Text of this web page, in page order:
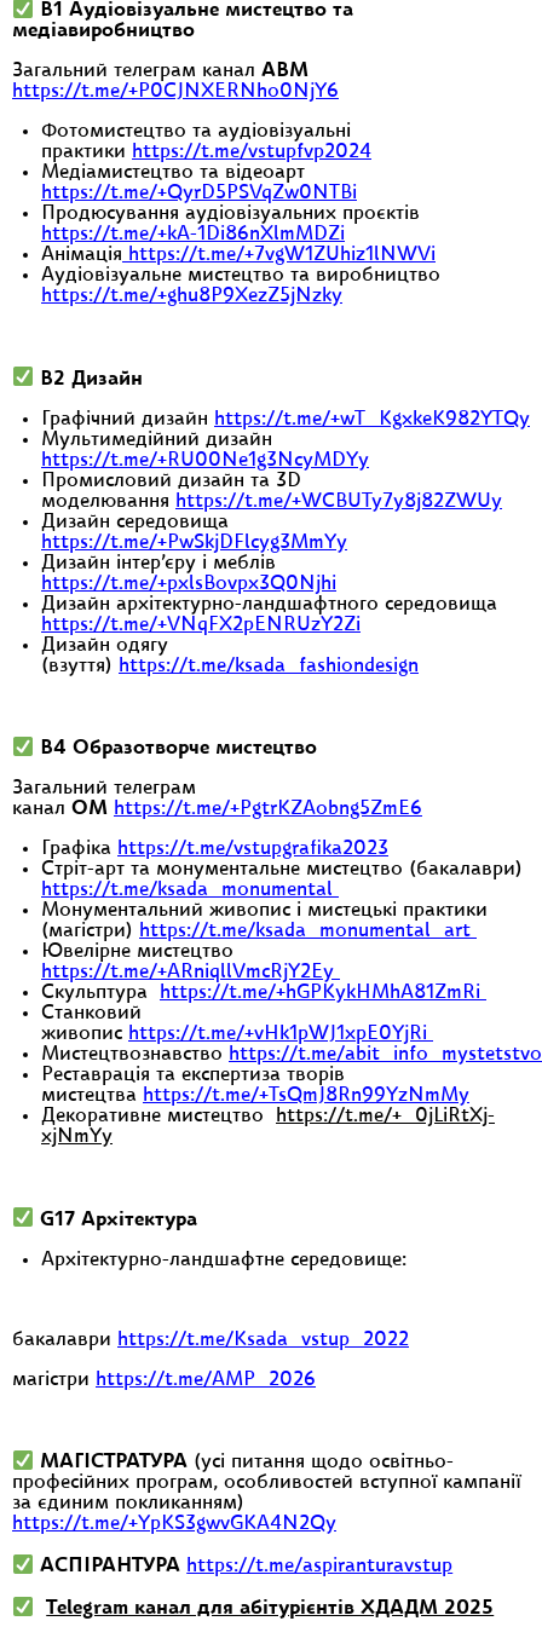
В1 Аудіовізуальне мистецтво та
медіавиробництво
Загальний телеграм канал АВМ
https://t.me/+P0CJNXERNho0NjY6
Фотомистецтво та аудіовізуальні
практики https://t.me/vstupfvp2024
Медіамистецтво та відеоарт
https://t.me/+QyrD5PSVqZw0NTBi
Продюсування аудіовізуальних проєктів
https://t.me/+kA-1Di86nXlmMDZi
Анімація https://t.me/+7vgW1ZUhiz1lNWVi
Аудіовізуальне мистецтво та виробництво
https://t.me/+ghu8P9XezZ5jNzky
В2 Дизайн
Графічний дизайн https://t.me/+wT_KgxkeK982YTQy
Мультимедійний дизайн
https://t.me/+RU00Ne1g3NcyMDYy
Промисловий дизайн та 3D
моделювання https://t.me/+WCBUTy7y8j82ZWUy
Дизайн середовища
https://t.me/+PwSkjDFlcyg3MmYy
Дизайн інтер’єру і меблів
https://t.me/+pxlsBovpx3Q0Njhi
Дизайн архітектурно-ландшафтного середовища
https://t.me/+VNqFX2pENRUzY2Zi
Дизайн одягу
(взуття)
https://t.me/ksada_fashiondesign
В4 Образотворче мистецтво
Загальний телеграм
канал ОМ https://t.me/+PgtrKZAobng5ZmE6
Графіка https://t.me/vstupgrafika2023
Стріт-арт та монументальне мистецтво (бакалаври)
https://t.me/ksada_monumental
Монументальний живопис і мистецькі практики
(магістри) https://t.me/ksada_monumental_art
Ювелірне мистецтво
https://t.me/+ARniqllVmcRjY2Ey
Скульптура https://t.me/+hGPKykHMhA81ZmRi
Станковий
живопис https://t.me/+vHk1pWJ1xpE0YjRi
Мистецтвознавство https://t.me/
Реставрація та експертиза творів
мистецтва https://t.me/+TsQmJ8Rn99YzNmMy
Декоративне мистецтво https://t.me/+_0jLiRtXj-
xjNmYy
G17 Архітектура
Архітектурно-ландшафтне середовище:
бакалаври https://t.me/Ksada_vstup_2022
магістри https://t.me/AMP_2026
МАГІСТРАТУРА (усі питання щодо освітньо-
професійних програм, особливостей вступної кампанії
за єдиним покликанням)
https://t.me/+YpKS3gwvGKA4N2Qy
АСПІРАНТУРА https://t.me/aspiranturavstup
Тelegram канал для абітурієнтів ХДАДМ 2025